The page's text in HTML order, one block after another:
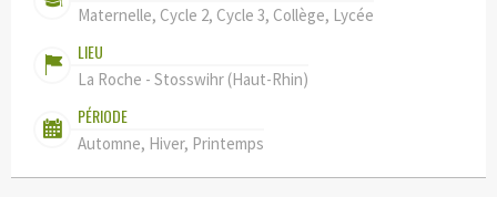
Maternelle, Cycle 2, Cycle 3, Collège, Lycée
LIEU
La Roche - Stosswihr (Haut-Rhin)
PÉRIODE
Automne, Hiver, Printemps